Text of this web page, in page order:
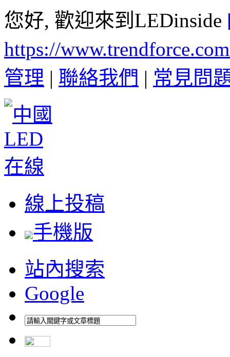
您好, 歡迎來到LEDinside
https://
管理 | 聯絡我們 | 常見問
線上投稿
手機版
站內搜索
Google